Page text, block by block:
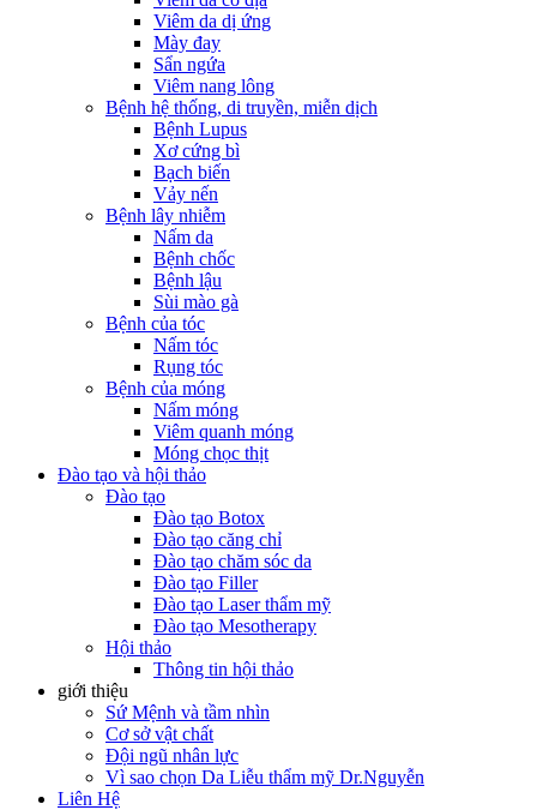
Viêm da dị ứng
Mày đay
Sẩn ngứa
Viêm nang lông
Bệnh hệ thống, di truyền, miễn dịch
Bệnh Lupus
Xơ cứng bì
Bạch biến
Vảy nến
Bệnh lây nhiễm
Nấm da
Bệnh chốc
Bệnh lậu
Sùi mào gà
Bệnh của tóc
Nấm tóc
Rụng tóc
Bệnh của móng
Nấm móng
Viêm quanh móng
Móng chọc thịt
Đào tạo và hội thảo
Đào tạo
Đào tạo Botox
Đào tạo căng chỉ
Đào tạo chăm sóc da
Đào tạo Filler
Đào tạo Laser thẩm mỹ
Đào tạo Mesotherapy
Hội thảo
Thông tin hội thảo
giới thiệu
Sứ Mệnh và tầm nhìn
Cơ sở vật chất
Đội ngũ nhân lực
Vì sao chọn Da Liễu thẩm mỹ Dr.Nguyễn
Liên Hệ